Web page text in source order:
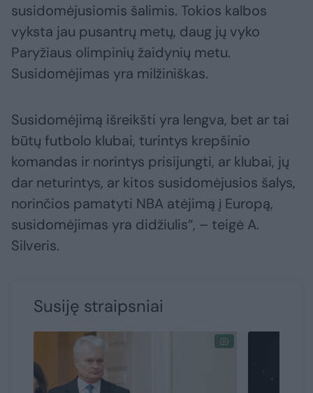
susidomėjusiomis šalimis. Tokios kalbos
vyksta jau pusantrų metų, daug jų vyko
Paryžiaus olimpinių žaidynių metu.
Susidomėjimas yra milžiniškas.
Susidomėjimą išreikšti yra lengva, bet ar tai
būtų futbolo klubai, turintys krepšinio
komandas ir norintys prisijungti, ar klubai, jų
dar neturintys, ar kitos susidomėjusios šalys,
norinčios pamatyti NBA atėjimą į Europą,
susidomėjimas yra didžiulis“, – teigė A.
Silveris.
Susiję straipsniai